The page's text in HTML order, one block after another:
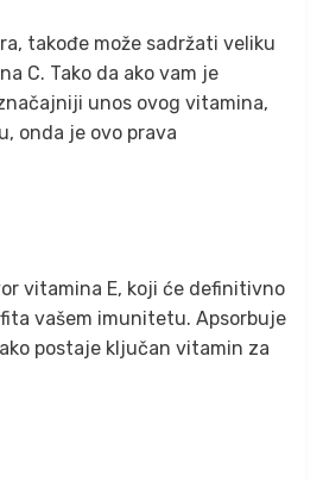
takođe može sadržati veliku
C. Tako da ako vam je
unos ovog vitamina,
onda je ovo prava
vitamina E, koji će definitivno
vašem imunitetu. Apsorbuje
postaje ključan vitamin za